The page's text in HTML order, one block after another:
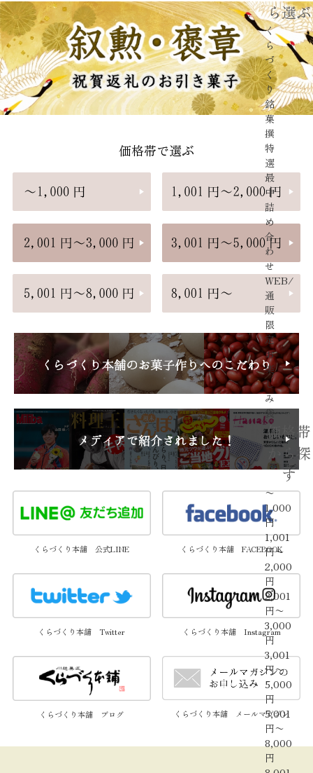
ら選ぶ
く
ら
づ
く
り
銘
菓
撰
特
選
最
中
詰
め
合
わ
せ
WEB/
通
販
限
定
お
楽
し
み
袋
価格帯
から探
す
〜
1,000
円
1,001
円〜
2,000
円
2,001
円〜
3,000
円
3,001
円〜
5,000
円
5,001
円〜
8,000
円
価格帯で選ぶ
くらづくり本舗 公式LINE くらづくり本舗 FACEBOOK
くらづくり本舗 Twitter くらづくり本舗 Instagram
くらづくり本舗 ブログ くらづくり本舗 メールマガジン